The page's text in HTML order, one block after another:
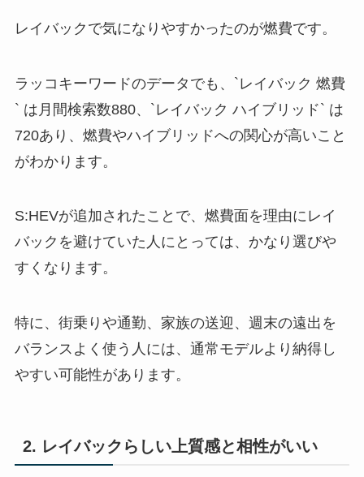
レイバックで気になりやすかったのが燃費です。
ラッコキーワードのデータでも、`レイバック 燃費
` は月間検索数880、`レイバック ハイブリッド` は
720あり、燃費やハイブリッドへの関心が高いこと
がわかります。
S:HEVが追加されたことで、燃費面を理由にレイ
バックを避けていた人にとっては、かなり選びや
すくなります。
特に、街乗りや通勤、家族の送迎、週末の遠出を
バランスよく使う人には、通常モデルより納得し
やすい可能性があります。
2. レイバックらしい上質感と相性がいい